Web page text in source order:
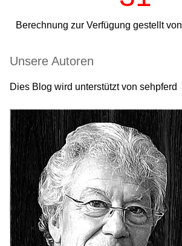
Berechnung zur Verfügung gestellt von
Unsere Autoren
Dies Blog wird unterstützt von sehpferd